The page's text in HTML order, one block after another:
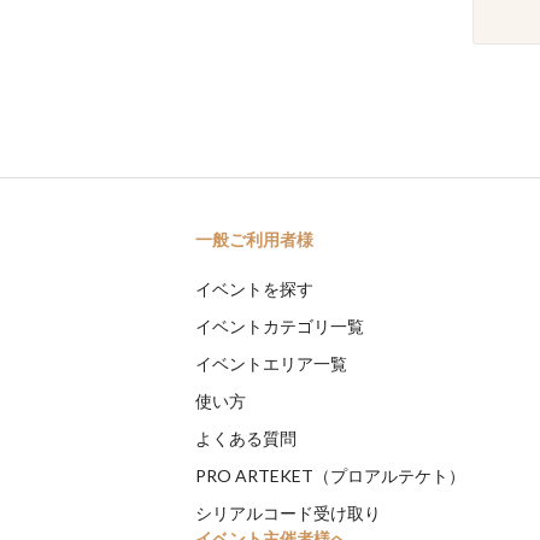
一般ご利用者様
イベントを探す
イベントカテゴリ一覧
イベントエリア一覧
使い方
よくある質問
PRO ARTEKET（プロアルテケト）
シリアルコード受け取り